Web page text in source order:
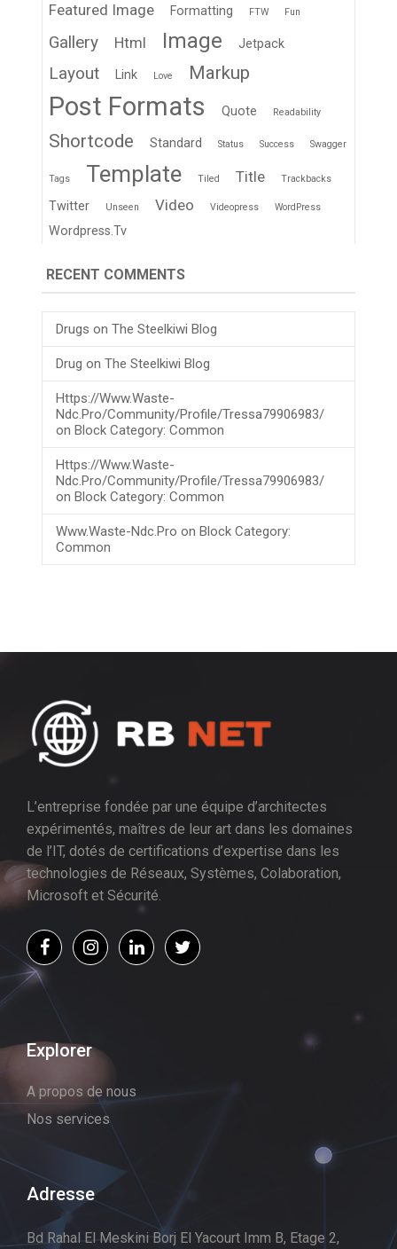
Featured Image
Formatting FTW Fun
Gallery Html Image Jetpack
Layout Link Love Markup
Post Formats Quote Readability
Shortcode Standard Status Success Swagger
Tags Template Tiled Title Trackbacks
Twitter Unseen Video Videopress WordPress
Wordpress.tv
RECENT COMMENTS
Drugs on The Steelkiwi Blog
Drug on The Steelkiwi Blog
Https://www.waste-
Ndc.pro/community/profile/tressa79906983/
on Block Category: Common
Https://www.waste-
Ndc.pro/community/profile/tressa79906983/
on Block Category: Common
Www.waste-Ndc.pro on Block Category:
Common
L’entreprise fondée par une équipe d’architectes
expérimentés, maîtres de leur art dans les domaines
de l’IT, dotés de certifications d’expertise dans les
technologies de Réseaux, Systèmes, Colaboration,
Microsoft et Sécurité.
Explorer
A propos de nous
Nos services
Adresse
Bd Rahal El Meskini Borj El Yacourt Imm B, Etage 2,